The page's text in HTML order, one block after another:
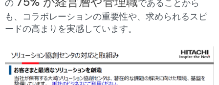
の
であることから
も、コラボレーションの重要性や、求められるスピ
ードの高まりを実感しています。